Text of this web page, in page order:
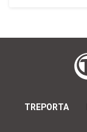
TREPORTA